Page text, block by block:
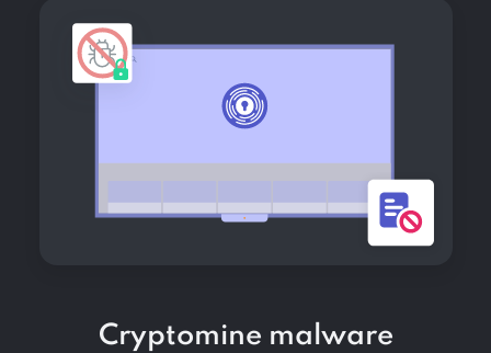
Cryptomine malware